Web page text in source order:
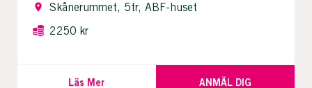
Skånerummet, 5tr, ABF-huset
2250 kr
Läs Mer ANMÄL DIG